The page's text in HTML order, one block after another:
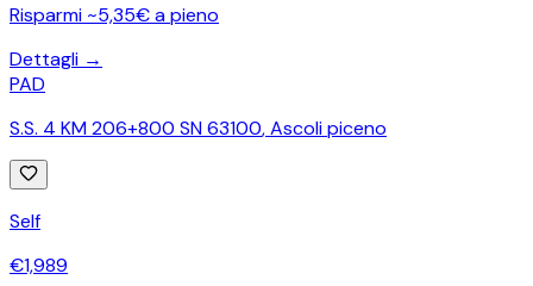
Risparmi ~5,35€ a pieno
Dettagli →
PAD
S.S. 4 KM 206+800 SN 63100,Ascoli piceno
Self
€1,989